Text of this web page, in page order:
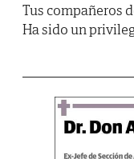
Tus compañeros
Ha sido un